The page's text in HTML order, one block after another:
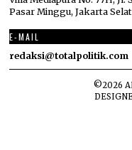
Pasar Minggu, Jakarta
E-MAIL
redaksi@totalpolitik.com
©2026